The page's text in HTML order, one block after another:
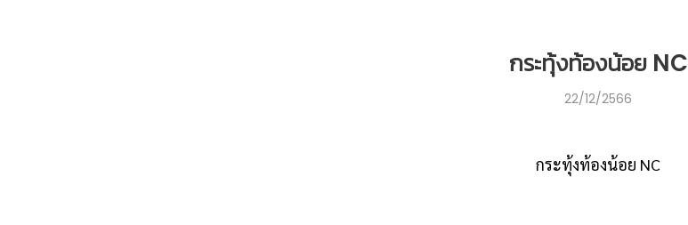
กระทุ้งท้องน้อย NC
22/12/2566
กระทุ้งท้องน้อย NC